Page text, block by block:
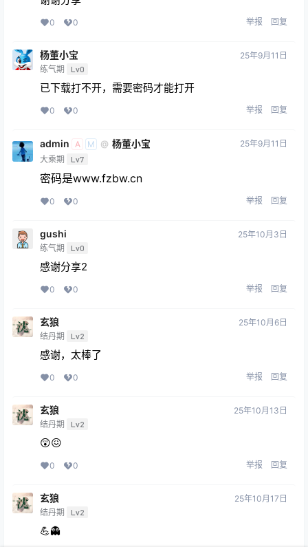
0 0 举报 回复
杨董小宝
练气期 Lv0
25年9月11日
已下载打不开，需要密码才能打开
0 0 举报 回复
admin A M @ 杨董小宝
大乘期 Lv7
25年9月11日
密码是www.fzbw.cn
0 0 举报 回复
gushi
练气期 Lv0
25年10月3日
感谢分享2
0 0 举报 回复
玄狼
结丹期 Lv2
25年10月6日
感谢，太棒了
0 0 举报 回复
玄狼
结丹期 Lv2
25年10月13日
😲😖
0 0 举报 回复
玄狼
结丹期 Lv2
25年10月17日
💪👻